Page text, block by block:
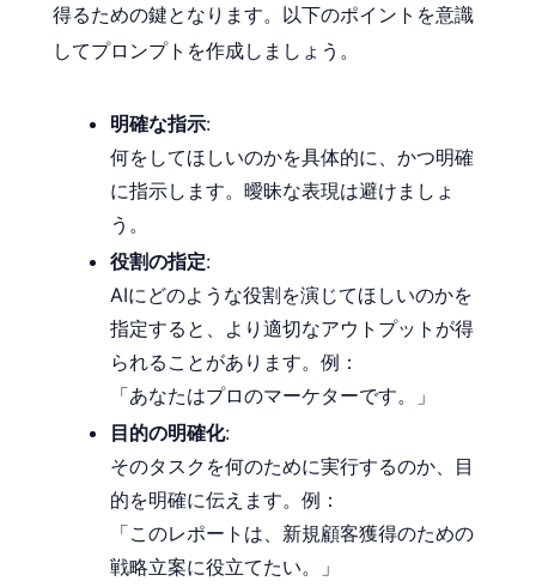
得るための鍵となります。以下のポイントを意識
してプロンプトを作成しましょう。
明確な指示:
何をしてほしいのかを具体的に、かつ明確
に指示します。曖昧な表現は避けましょ
う。
役割の指定:
AIにどのような役割を演じてほしいのかを
指定すると、より適切なアウトプットが得
られることがあります。例：
「あなたはプロのマーケターです。」
目的の明確化:
そのタスクを何のために実行するのか、目
的を明確に伝えます。例：
「このレポートは、新規顧客獲得のための
戦略立案に役立てたい。」